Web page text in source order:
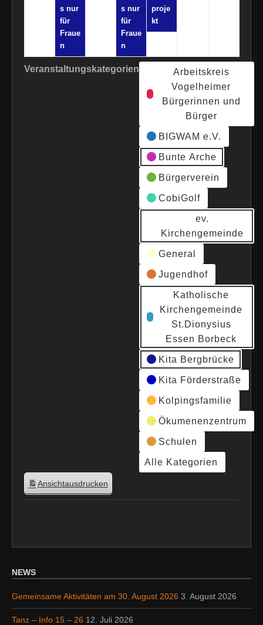
s nur
für
Fraue
n
s nur
für
Fraue
n
proje
kt
Veranstaltungskategorien
Arbeitskreis
Vogelheimer
Bürgerinnen und
Bürger
BIGWAM e.V.
Bunte Arche
Bürgerverein
CobiGolf
ev.
Kirchengemeinde
General
Jugendhof
Katholische
Kirchengemeinde
St.Dionysius
Essen Borbeck
Kita Bergbrücke
Kita Förderstraße
Kolpingsfamilie
Ökumenenzentrum
Schulen
Alle Kategorien
Ansichtausdrucken
NEWS
Gemeinsame Aktivitäten am 30. August 2026 3. August 2026
Tanz – Info 15 – 26 12. Juli 2026